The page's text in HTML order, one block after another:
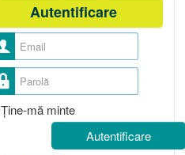
Autentificare
Nume utilizator
Parolă
Ţine-mă minte
Autentificare